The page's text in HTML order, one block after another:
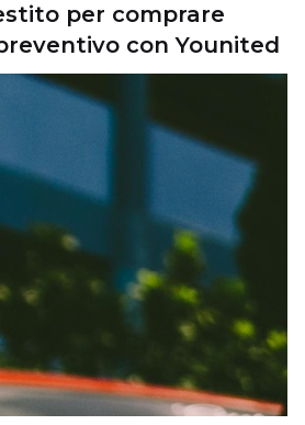
per comprare
con Younited